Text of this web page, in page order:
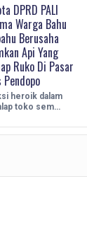
DPRD PALI
Warga Bahu
Berusaha
Api Yang
Ruko Di Pasar
heroik dalam
toko sem…